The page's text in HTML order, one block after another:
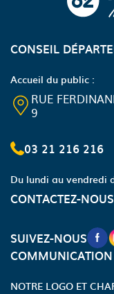
CONSEIL
Accueil du public :
RUE
9
03 21 216 216
Du lundi au vendredi
CONTACTEZ-NOUS
SUIVEZ-NOUS
NOTRE LOGO ET